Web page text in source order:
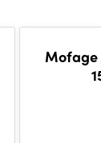
Mofage